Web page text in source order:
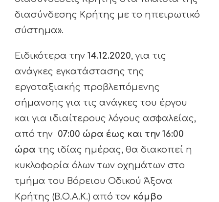
διασύνδεσης Κρήτης με το ηπειρωτικό
σύστημα».
Ειδικότερα την 14.12.2020, για τις
ανάγκες εγκατάστασης της
εργοταξιακής προβλεπόμενης
σήμανσης για τις ανάγκες του έργου
και για ιδιαίτερους λόγους ασφαλείας,
από την 07:00 ώρα έως και την 16:00
ώρα της ιδίας ημέρας, θα διακοπεί η
κυκλοφορία όλων των οχημάτων στο
τμήμα του Βόρειου Οδικού Άξονα
Κρήτης (Β.Ο.Α.Κ.) από τον κόμβο